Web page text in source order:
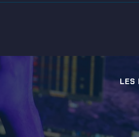
LES